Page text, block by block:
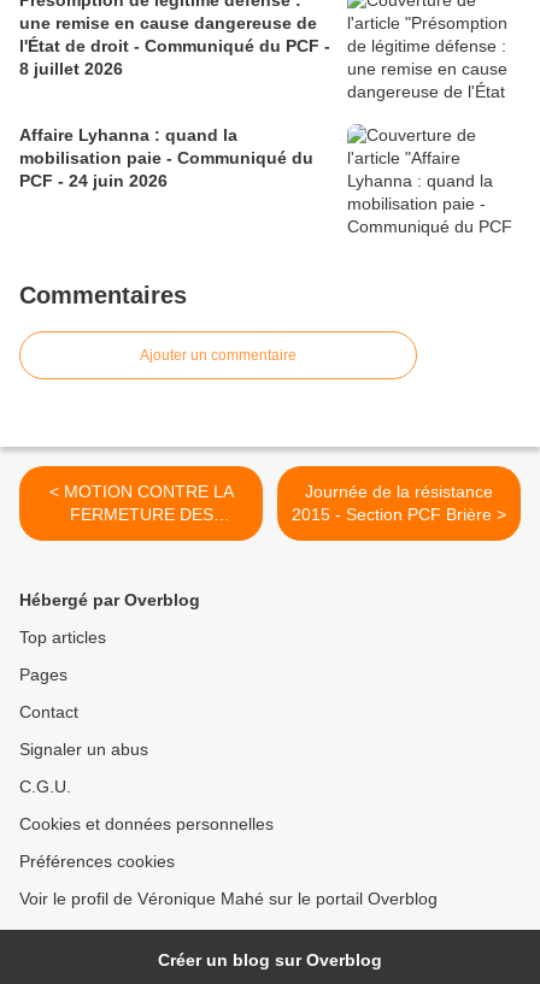
une remise en cause dangereuse de
l'État de droit - Communiqué du PCF -
8 juillet 2026
Affaire Lyhanna : quand la
mobilisation paie - Communiqué du
PCF - 24 juin 2026
Commentaires
Ajouter un commentaire
< MOTION CONTRE LA
FERMETURE DES
GUICHETS PAR LA
Conseil municipal Saint
Joachim 07/05/2015
Journée de la résistance
2015 - Section PCF Brière >
Hébergé par Overblog
Top articles
Pages
Contact
Signaler un abus
C.G.U.
Cookies et données personnelles
Préférences cookies
Voir le profil de Véronique Mahé sur le portail Overblog
Créer un blog sur Overblog